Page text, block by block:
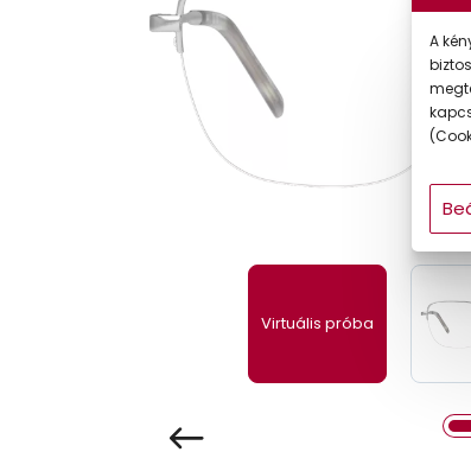
Gyermek
Virtuális próba
A